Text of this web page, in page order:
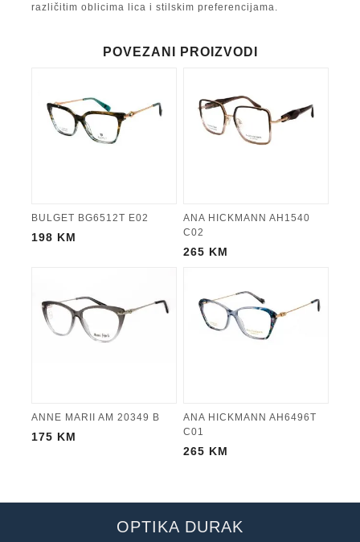
različitim oblicima lica i stilskim preferencijama.
POVEZANI PROIZVODI
BULGET BG6512T E02
198 KM
ANA HICKMANN AH1540
C02
265 KM
ANNE MARII AM 20349 B
175 KM
ANA HICKMANN AH6496T
C01
265 KM
OPTIKA DURAK